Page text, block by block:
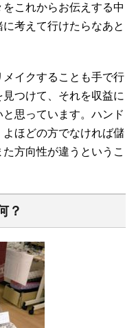
これからお伝えする中
考えて行けたらなあと
イクすることも手で行
つけて、それを収益に
思っています。ハンド
ほどの方でなければ儲
方向性が違うというこ
？